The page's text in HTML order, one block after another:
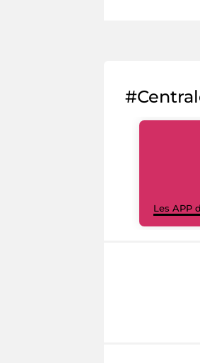
Les APP